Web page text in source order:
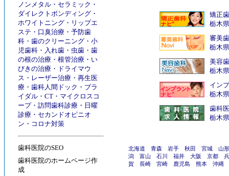
ノンメタル ・ セラミック ・
ダイレクトボンディング ・
ホワイトニング ・ リップエ
ステ ・ 口臭治療 ・ 予防歯
科 ・ 歯のクリーニング ・ 小
児歯科 ・ 入れ歯 ・ 虫歯 ・ 歯
の根の治療 ・ 根管治療 ・ い
びきの治療 ・ ドライマウ
ス ・ レーザー治療 ・ 再生医
療 ・ 歯科人間ドック ・ ブラ
イダル ・ CT ・ マイクロスコ
ープ・ 訪問歯科診療 ・ 日曜
診療 ・ セカンドオピニオ
ン ・ コロナ対策
歯科医院のSEO
歯科医院のホームページ作
成
矯正
栃木
審美
栃木
美容
栃木
イン
栃木
歯科
栃木
北海道 青森 岩手 秋田 宮城
山形
潟
富山 石川 福井 大阪 京都
賀
長崎 宮崎 鹿児島 熊本 沖縄